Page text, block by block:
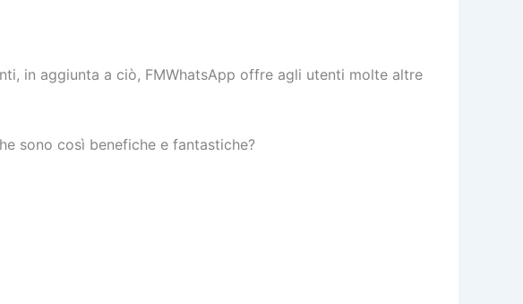
in aggiunta a ciò, FMWhatsApp offre agli utenti molte altre
sono così benefiche e fantastiche?